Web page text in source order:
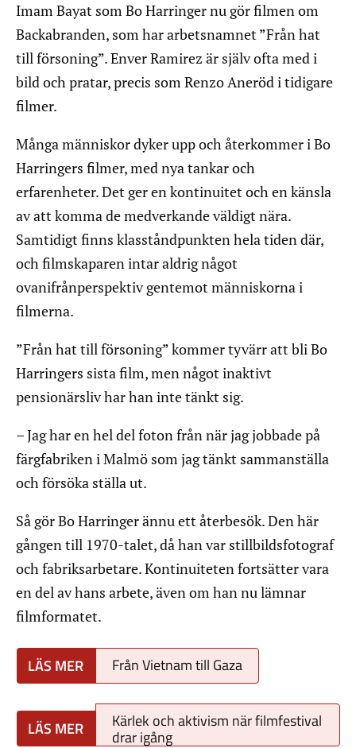
Imam Bayat som Bo Harringer nu gör filmen om
Backabranden, som har arbetsnamnet ”Från hat
till försoning”. Enver Ramirez är själv ofta med i
bild och pratar, precis som Renzo Aneröd i tidigare
filmer.
Många människor dyker upp och återkommer i Bo
Harringers filmer, med nya tankar och
erfarenheter. Det ger en kontinuitet och en känsla
av att komma de medverkande väldigt nära.
Samtidigt finns klasståndpunkten hela tiden där,
och filmskaparen intar aldrig något
ovanifrånperspektiv gentemot människorna i
filmerna.
”Från hat till försoning” kommer tyvärr att bli Bo
Harringers sista film, men något inaktivt
pensionärsliv har han inte tänkt sig.
– Jag har en hel del foton från när jag jobbade på
färgfabriken i Malmö som jag tänkt sammanställa
och försöka ställa ut.
Så gör Bo Harringer ännu ett återbesök. Den här
gången till 1970-talet, då han var stillbildsfotograf
och fabriksarbetare. Kontinuiteten fortsätter vara
en del av hans arbete, även om han nu lämnar
filmformatet.
Från Vietnam till Gaza
Kärlek och aktivism när filmfestival
drar igång